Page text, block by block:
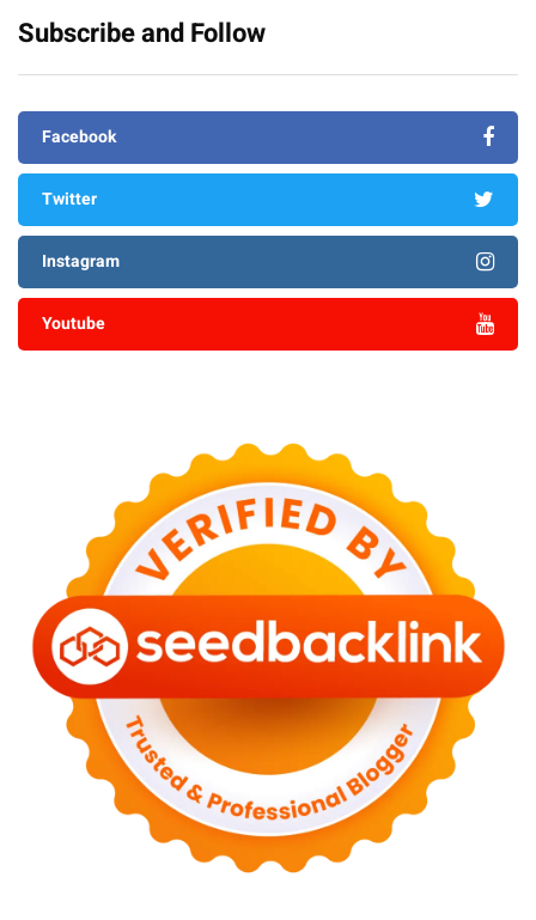
Subscribe and Follow
Facebook
Twitter
Instagram
Youtube